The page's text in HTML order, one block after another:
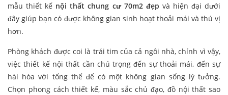
mẫu thiết kế nội thất chung cư 70m2 đẹp và hiện đại dưới
đây giúp bạn có được không gian sinh hoạt thoải mái và thú vị
hơn.
Phòng khách được coi là trái tim của cả ngôi nhà, chính vì vậy,
việc thiết kế nội thất cần chú trọng đến sự thoải mái, đến sự
hài hòa với tổng thể để có một không gian sống lý tưởng.
Chọn phong cách thiết kế, màu sắc chủ đạo, đồ nội thất sao